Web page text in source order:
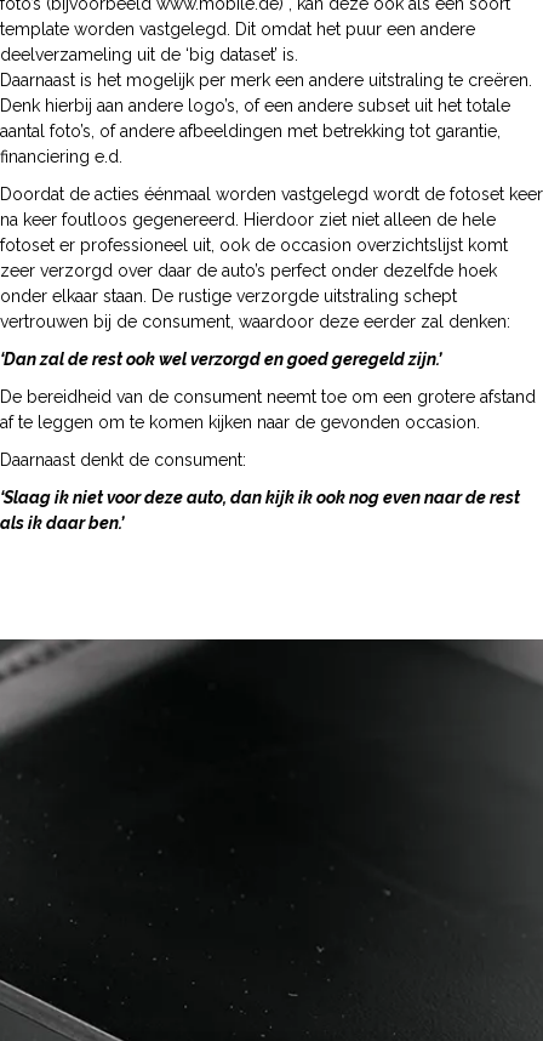
template worden vastgelegd. Dit omdat het puur een andere
deelverzameling uit de ‘big dataset’ is.
Daarnaast is het mogelijk per merk een andere uitstraling te creëren.
Denk hierbij aan andere logo’s, of een andere subset uit het totale
aantal foto’s, of andere afbeeldingen met betrekking tot garantie,
financiering e.d.
Doordat de acties éénmaal worden vastgelegd wordt de fotoset keer
na keer foutloos gegenereerd. Hierdoor ziet niet alleen de hele
fotoset er professioneel uit, ook de occasion overzichtslijst komt
zeer verzorgd over daar de auto’s perfect onder dezelfde hoek
onder elkaar staan. De rustige verzorgde uitstraling schept
vertrouwen bij de consument, waardoor deze eerder zal denken:
‘Dan zal de rest ook wel verzorgd en goed geregeld zijn.’
De bereidheid van de consument neemt toe om een grotere afstand
af te leggen om te komen kijken naar de gevonden occasion.
Daarnaast denkt de consument:
‘Slaag ik niet voor deze auto, dan kijk ik ook nog even naar de rest
als ik daar ben.’